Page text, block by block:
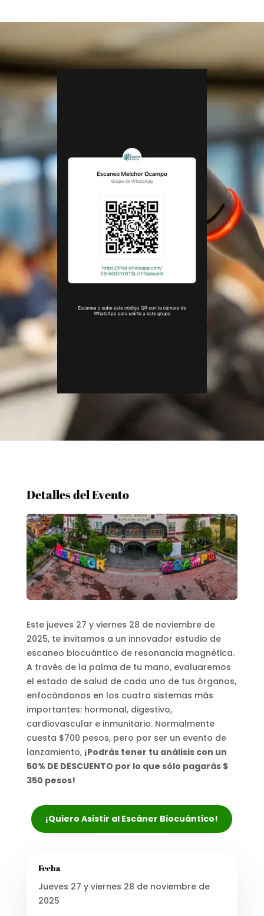
Detalles del Evento
Este jueves 27 y viernes 28 de noviembre de
2025, te invitamos a un innovador estudio de
escaneo biocuántico de resonancia magnética.
A través de la palma de tu mano, evaluaremos
el estado de salud de cada uno de tus órganos,
enfocándonos en los cuatro sistemas más
importantes: hormonal, digestivo,
cardiovascular e inmunitario. Normalmente
cuesta $700 pesos, pero por ser un evento de
lanzamiento, ¡Podrás tener tu análisis con un
50% DE DESCUENTO por lo que sólo pagarás $
350 pesos!
¡Quiero Asistir al Escáner Biocuántico!
Fecha
Jueves 27 y viernes 28 de noviembre de
2025